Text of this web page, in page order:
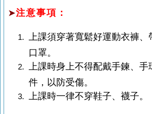
➤注意事項：
上課須穿著寬鬆好運動衣褲
口罩。
上課時身上不得配戴手鍊、
件，以防受傷。
上課時一律不穿鞋子、襪子。